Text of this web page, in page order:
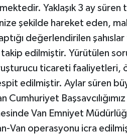
Yaklaşık 3 ay
şekilde hareket eden,
değerlendirilen
edilmiştir. Yürütülen
ticareti faaliyetleri,
edilmiştir. Aylar süren
Cumhuriyet
Van Emniyet
Van operasyonu icra